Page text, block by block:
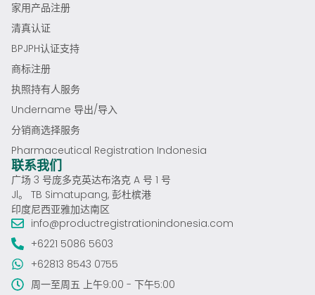
家用产品注册
清真认证
BPJPH认证支持
商标注册
执照持有人服务
Undername 导出/导入
分销商选择服务
Pharmaceutical Registration Indonesia
联系我们
广场 3 号庞多克英达布洛克 A 号 1 号
Jl。 TB Simatupang, 彭杜槟港
印度尼西亚雅加达南区
info@productregistrationindonesia.com
+6221 5086 5603
+62813 8543 0755
周一至周五 上午9:00 - 下午5:00